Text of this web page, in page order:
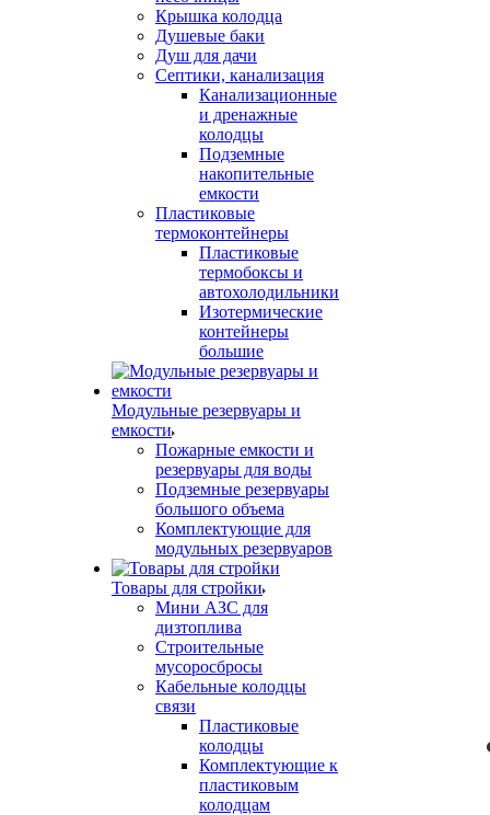
Крышка колодца
Душевые баки
Душ для дачи
Септики, канализация
Канализационные
и дренажные
колодцы
Подземные
накопительные
емкости
Пластиковые
термоконтейнеры
Пластиковые
термобоксы и
автохолодильники
Изотермические
контейнеры
большие
Модульные резервуары и
емкости
Пожарные емкости и
резервуары для воды
Подземные резервуары
большого объема
Комплектующие для
модульных резервуаров
Товары для стройки
Мини АЗС для
дизтоплива
Строительные
мусоросбросы
Кабельные колодцы
связи
Пластиковые
колодцы
Комплектующие к
пластиковым
колодцам